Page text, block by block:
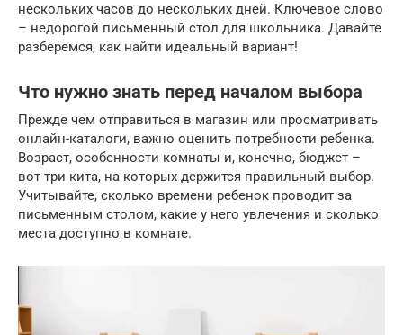
нескольких часов до нескольких дней. Ключевое слово
– недорогой письменный стол для школьника. Давайте
разберемся, как найти идеальный вариант!
Что нужно знать перед началом выбора
Прежде чем отправиться в магазин или просматривать
онлайн-каталоги, важно оценить потребности ребенка.
Возраст, особенности комнаты и, конечно, бюджет –
вот три кита, на которых держится правильный выбор.
Учитывайте, сколько времени ребенок проводит за
письменным столом, какие у него увлечения и сколько
места доступно в комнате.